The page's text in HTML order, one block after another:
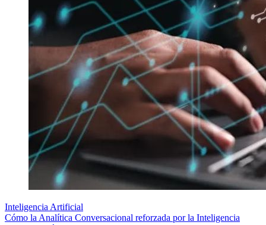
Inteligencia Artificial
Cómo la Analítica Conversacional reforzada por la Inteligencia